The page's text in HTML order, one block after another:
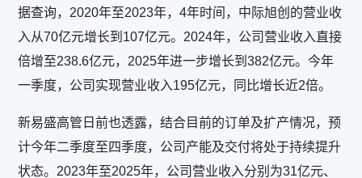
据查询，2020年至2023年，4年时间，中际旭创的营业收
入从70亿元增长到107亿元。2024年，公司营业收入直接
倍增至238.6亿元，2025年进一步增长到382亿元。今年
一季度，公司实现营业收入195亿元，同比增长近2倍。
新易盛高管日前也透露，结合目前的订单及扩产情况，预
计今年二季度至四季度，公司产能及交付将处于持续提升
状态。2023年至2025年，公司营业收入分别为31亿元、